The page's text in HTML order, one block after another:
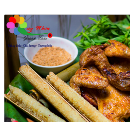
Khách sạn Alicia Phú Yên